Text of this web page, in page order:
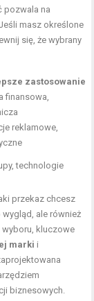
pozwala na
masz określone
się, że wybrany
zastosowanie
finansowa,
reklamowe,
technologie
przekaz chcesz
ale również
kluczowe
marki i
biznesowych.